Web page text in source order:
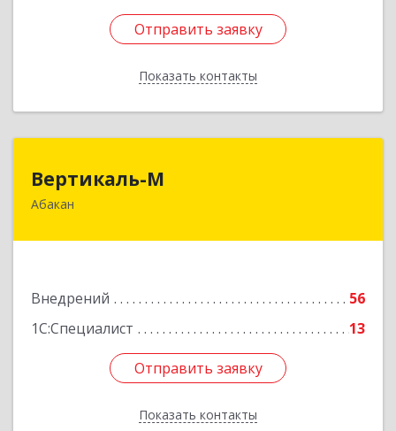
Отправить заявку
Показать контакты
Отправить заявку
Назад
Вертикаль-М
Абакан
Внедрений
56
1С:Специалист
13
Отправить заявку
Показать контакты
655017, Хакасия Респ, Абакан г, Чертыгашева
Отправить заявку
Назад